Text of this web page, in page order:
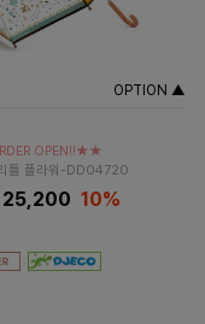
OPTION ▲
OPEN!!★★
틀 플라워-DD04720
25,200 10%